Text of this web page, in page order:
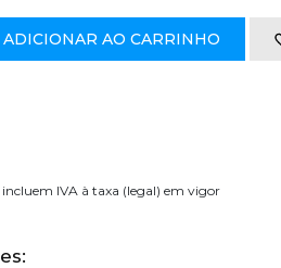
ADICIONAR AO CARRINHO
incluem IVA à taxa (legal) em vigor